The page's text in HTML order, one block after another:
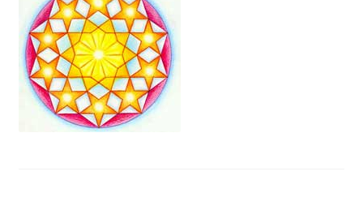
Commande
Crop Circles
Galerie